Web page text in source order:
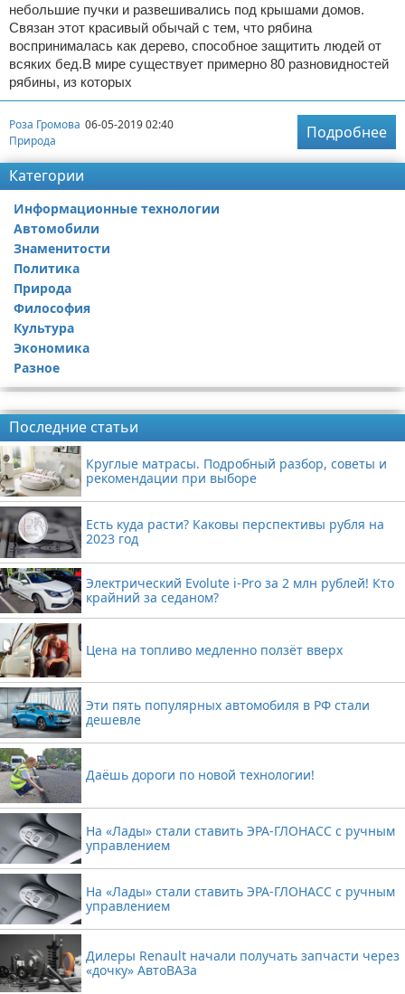
небольшие пучки и развешивались под крышами домов.
Связан этот красивый обычай с тем, что рябина
воспринималась как дерево, способное защитить людей от
всяких бед.В мире существует примерно 80 разновидностей
рябины, из которых
Роза Громова 06-05-2019 02:40
Природа
Подробнее
Категории
Информационные технологии
Автомобили
Знаменитости
Политика
Природа
Философия
Культура
Экономика
Разное
Последние статьи
Круглые матрасы. Подробный разбор, советы и
рекомендации при выборе
Есть куда расти? Каковы перспективы рубля на
2023 год
Электрический Evolute i-Pro за 2 млн рублей! Кто
крайний за седаном?
Цена на топливо медленно ползёт вверх
Эти пять популярных автомобиля в РФ стали
дешевле
Даёшь дороги по новой технологии!
На «Лады» стали ставить ЭРА-ГЛОНАСС с ручным
управлением
На «Лады» стали ставить ЭРА-ГЛОНАСС с ручным
управлением
Дилеры Renault начали получать запчасти через
«дочку» АвтоВАЗа